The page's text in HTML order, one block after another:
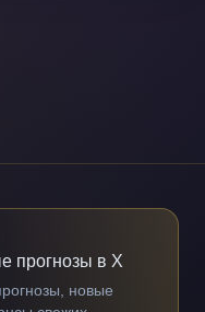
прогнозы в X
новые